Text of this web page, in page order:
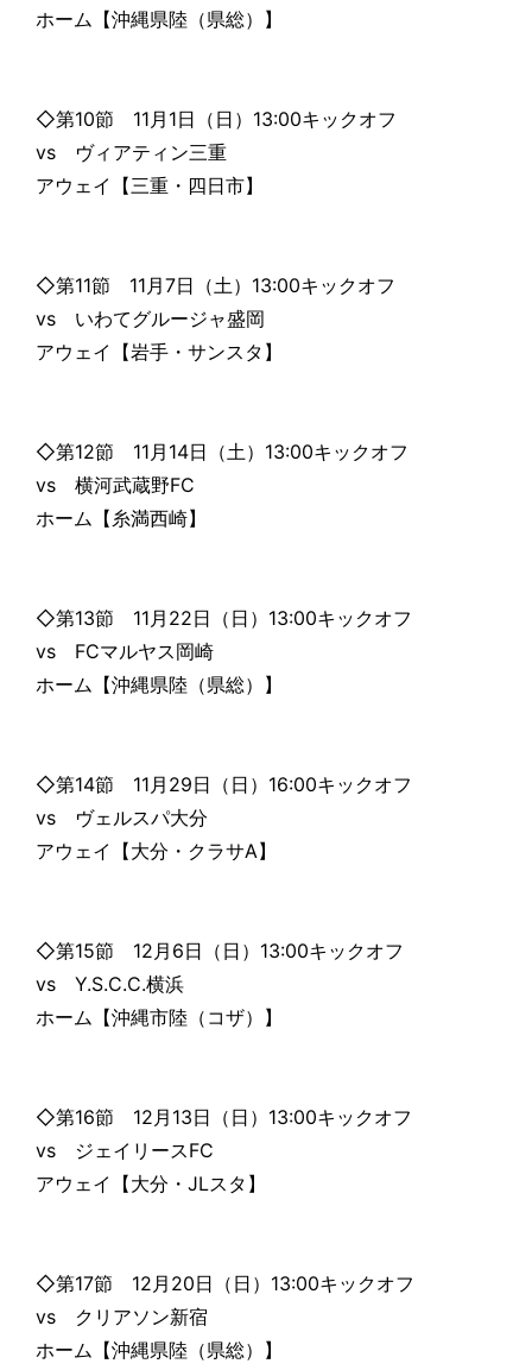
ホーム【沖縄県陸（県総）】
◇第10節 11月1日（日）13:00キックオフ
vs ヴィアティン三重
アウェイ【三重・四日市】
◇第11節 11月7日（土）13:00キックオフ
vs いわてグルージャ盛岡
アウェイ【岩手・サンスタ】
◇第12節 11月14日（土）13:00キックオフ
vs 横河武蔵野FC
ホーム【糸満西崎】
◇第13節 11月22日（日）13:00キックオフ
vs FCマルヤス岡崎
ホーム【沖縄県陸（県総）】
◇第14節 11月29日（日）16:00キックオフ
vs ヴェルスパ大分
アウェイ【大分・クラサA】
◇第15節 12月6日（日）13:00キックオフ
vs Y.S.C.C.横浜
ホーム【沖縄市陸（コザ）】
◇第16節 12月13日（日）13:00キックオフ
vs ジェイリースFC
アウェイ【大分・JLスタ】
◇第17節 12月20日（日）13:00キックオフ
vs クリアソン新宿
ホーム【沖縄県陸（県総）】